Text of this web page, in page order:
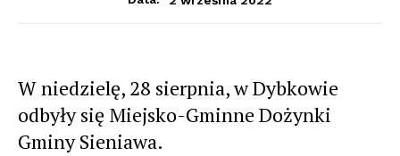
W niedzielę, 28 sierpnia, w Dybkowie
odbyły się Miejsko-Gminne Dożynki
Gminy Sieniawa.